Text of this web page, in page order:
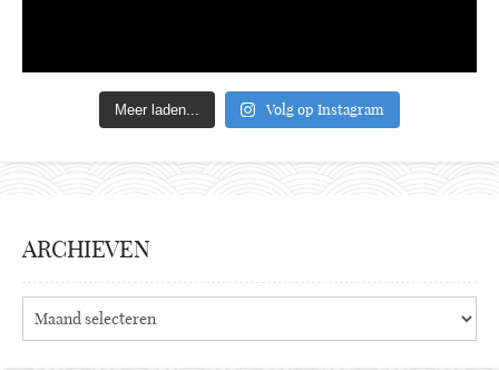
Meer laden... Volg op Instagram
ARCHIEVEN
Archieven